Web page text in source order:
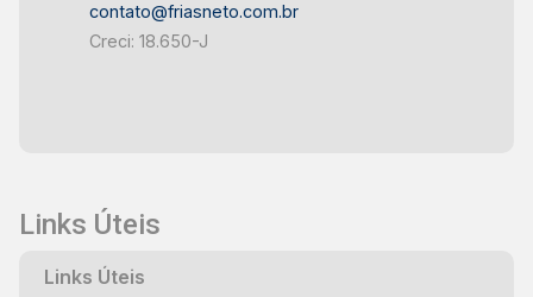
contato@friasneto.com.br
Creci: 18.650-J
Links Úteis
Links Úteis